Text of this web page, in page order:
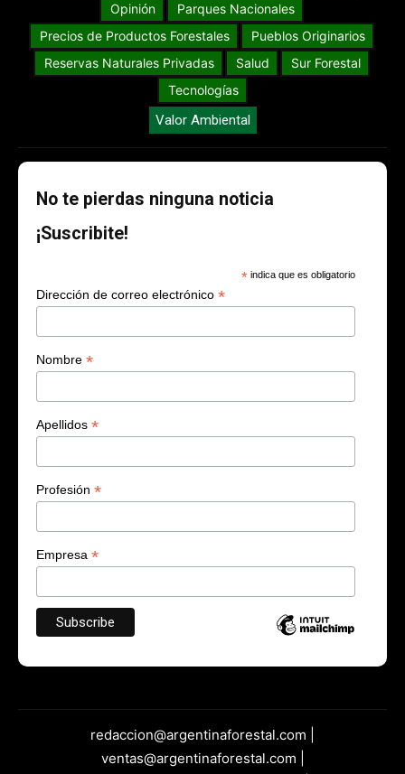
Opinión
Parques Nacionales
Precios de Productos Forestales
Pueblos Originarios
Reservas Naturales Privadas
Salud
Sur Forestal
Tecnologías
Valor Ambiental
No te pierdas ninguna noticia
¡Suscribite!
* indica que es obligatorio
Dirección de correo electrónico *
Nombre *
Apellidos *
Profesión *
Empresa *
redaccion@argentinaforestal.com |
ventas@argentinaforestal.com |